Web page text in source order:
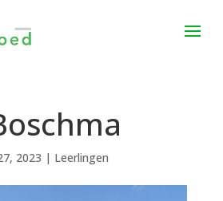
2023 | Leerlingen